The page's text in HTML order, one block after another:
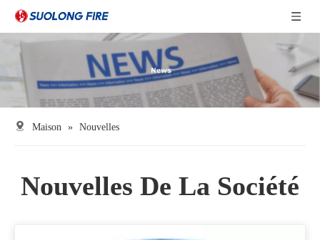
Maison » Nouvelles
Nouvelles De La Société